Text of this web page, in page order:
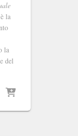
la
la
del